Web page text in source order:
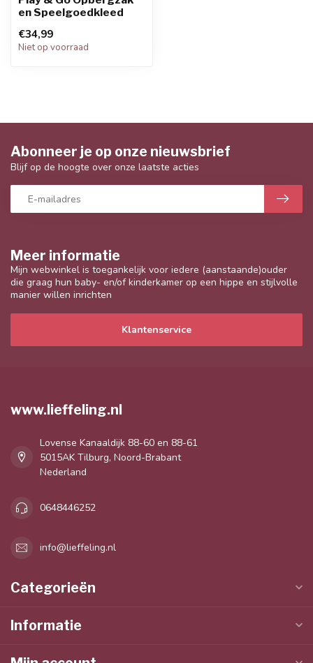
en Speelgoedkleed
€34,99
Niet op voorraad
Meer informatie
Mijn webwinkel is toegankelijk voor iedere (aanstaande)ouder
die graag hun baby- en/of kinderkamer op een hippe en stijlvolle
manier willen inrichten
Klantenservice
Abonneer je op onze nieuwsbrief
Blijf op de hoogte over onze laatste acties
www.lieffeling.nl
Lovense Kanaaldijk 88-60 en 88-61
5015AK Tilburg, Noord-Brabant
Nederland
0648446252
info@lieffeling.nl
Categorieën
Informatie